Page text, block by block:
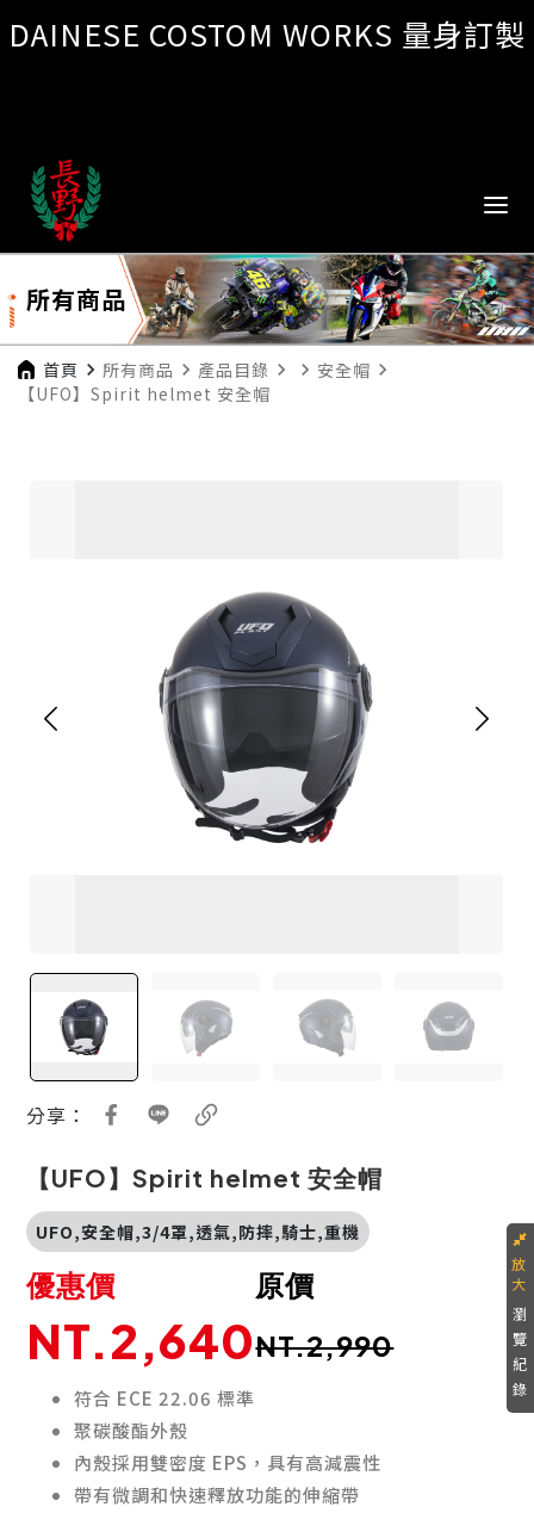
DAINESE COSTOM WORKS 量身訂製
所有商品
首頁 navigate_next 所有商品 navigate_next 產品目錄 navigate_next navigate_next 安全帽 navigate_next
【UFO】Spirit helmet 安全帽
分享：
【UFO】Spirit helmet 安全帽
UFO,安全帽,3/4罩,透氣,防摔,騎士,重機
原價
NT.2,990
優惠價
NT.2,640
符合 ECE 22.06 標準
聚碳酸酯外殼
內殼採用雙密度 EPS，具有高減震性
帶有微調和快速釋放功能的伸縮帶
瀏
覽
紀
錄